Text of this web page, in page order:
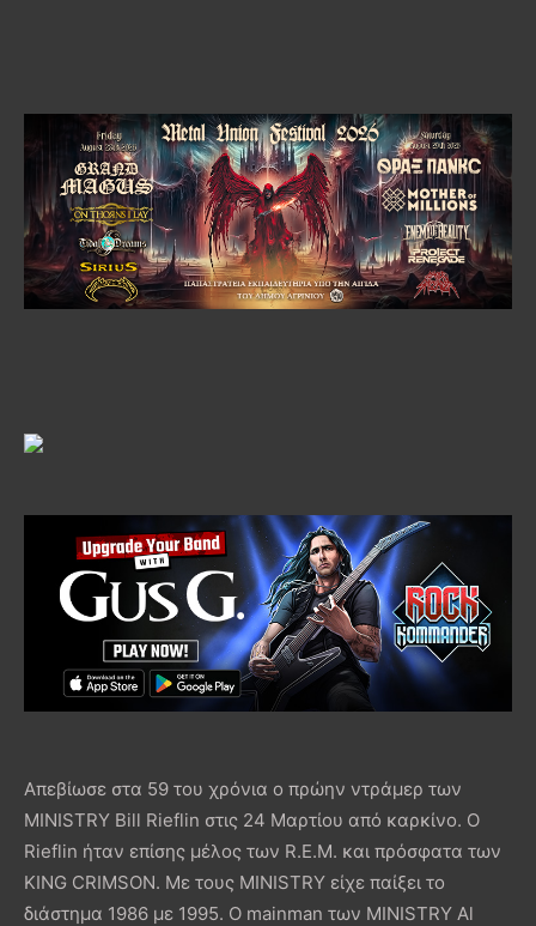
Απεβίωσε στα 59 του χρόνια ο πρώην ντράμερ των
MINISTRY Bill Rieflin στις 24 Μαρτίου από καρκίνο. Ο
Rieflin ήταν επίσης μέλος των R.E.M. και πρόσφατα των
KING CRIMSON. Με τους MINISTRY είχε παίξει το
διάστημα 1986 με 1995. Ο mainman των MINISTRY Al